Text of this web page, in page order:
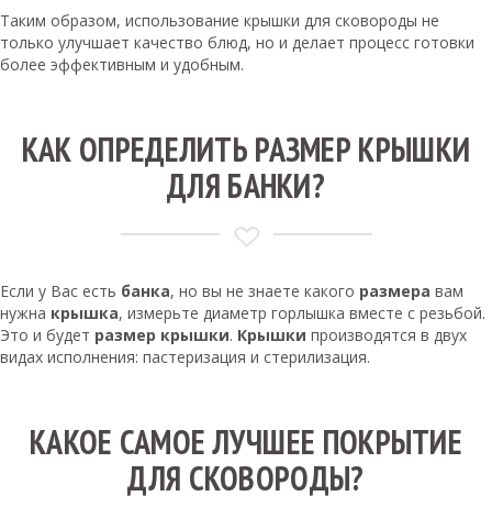
Таким образом, использование крышки для сковороды не
только улучшает качество блюд, но и делает процесс готовки
более эффективным и удобным.
КАК ОПРЕДЕЛИТЬ РАЗМЕР КРЫШКИ
ДЛЯ БАНКИ?
Если у Вас есть банка, но вы не знаете какого размера вам
нужна крышка, измерьте диаметр горлышка вместе с резьбой.
Это и будет размер крышки. Крышки производятся в двух
видах исполнения: пастеризация и стерилизация.
КАКОЕ САМОЕ ЛУЧШЕЕ ПОКРЫТИЕ
ДЛЯ СКОВОРОДЫ?